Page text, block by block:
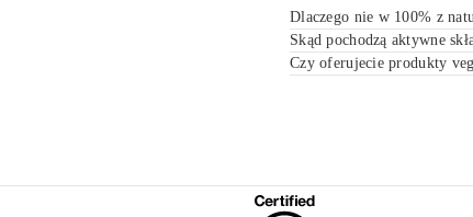
Dlaczego nie w 100% z
Skąd pochodzą aktywne
Czy oferujecie produkty